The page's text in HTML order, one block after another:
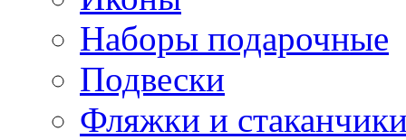
Наборы подарочные
Подвески
Фляжки и